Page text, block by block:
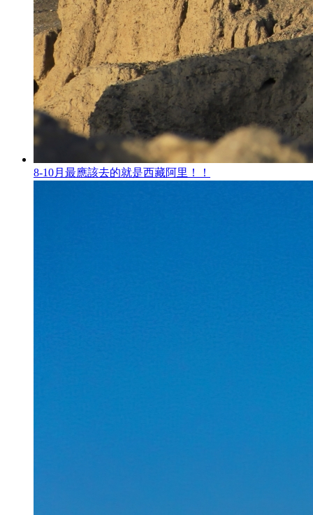
8-10月最應該去的就是西藏阿里！！